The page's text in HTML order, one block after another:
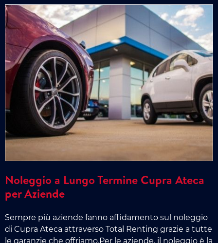
Noleggio a Lungo Termine Cupra Ateca
per Aziende
Sempre più aziende fanno affidamento sul noleggio
di Cupra Ateca attraverso Total Renting grazie a tutte
le garanzie che offriamo.Per le aziende, il noleggio è la